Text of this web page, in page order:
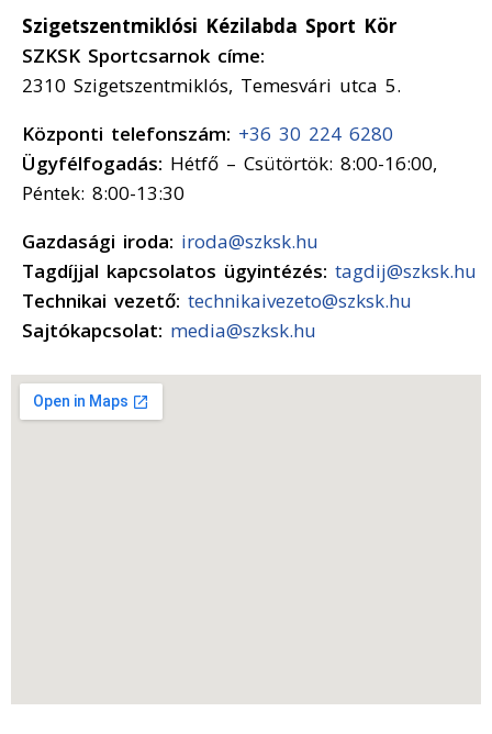
Szigetszentmiklósi Kézilabda Sport Kör
SZKSK Sportcsarnok címe:
2310 Szigetszentmiklós, Temesvári utca 5.
Központi telefonszám: +36 30 224 6280
Ügyfélfogadás: Hétfő – Csütörtök: 8:00-16:00,
Péntek: 8:00-13:30
Gazdasági iroda: iroda@szksk.hu
Tagdíjjal kapcsolatos ügyintézés: tagdij@szksk.hu
Technikai vezető: technikaivezeto@szksk.hu
Sajtókapcsolat: media@szksk.hu